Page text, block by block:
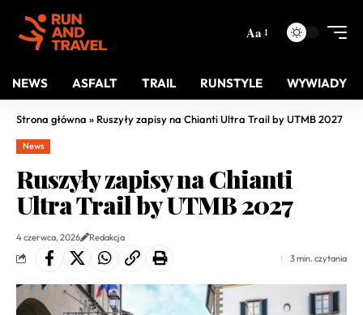
Aa
NEWS ASFALT TRAIL RUNSTYLE WYWIADY
Strona główna » Ruszyły zapisy na Chianti Ultra Trail by UTMB 2027
News
Ruszyły zapisy na Chianti
Ultra Trail by UTMB 2027
4 czerwca, 2026
Redakcja
3 min. czytania